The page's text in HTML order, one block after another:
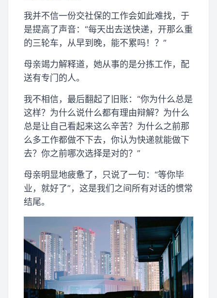
我并不信一份交社保的工作会如此难找，于
是提高了声音：“每天出去送快递，开那么重
的三轮车，从早到晚，能不累吗！？”
母亲竭力解释道，她从事的是分拣工作，配
送有专门的人。
我不相信，最后翻起了旧账：“你为什么总是
这样？为什么说什么都有理由辩解？为什么
总是让自己看起来这么辛苦？为什么之前那
么多工作都做不下去，你认为快递就能做下
去？你之前哪次选择是对的？”
母亲明显地疲惫了，只说了一句：“等你毕
业，就好了”，这是我们之间所有对话的惯常
结尾。